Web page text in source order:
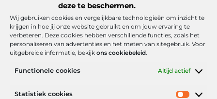
deze te beschermen.
Wij gebruiken cookies en vergelijkbare technologieën om inzicht te
krijgen in hoe jij onze website gebruikt en om jouw ervaring te
verbeteren. Deze cookies hebben verschillende functies, zoals het
personaliseren van advertenties en het meten van sitegebruik. Voor
uitgebreide informatie, bekijk ons cookiebeleid.
Functionele cookies Altijd actief
Statistiek cookies
Onze informatie